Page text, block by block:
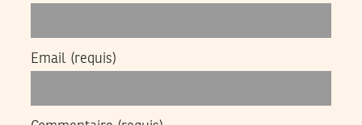
Email (requis)